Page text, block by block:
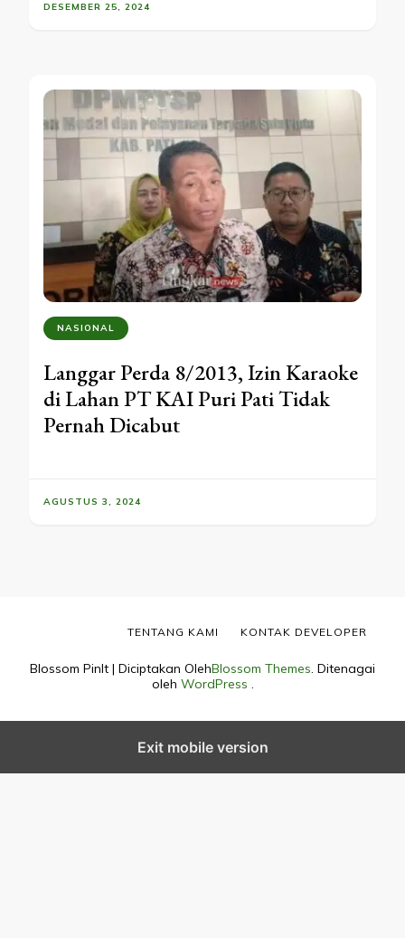
DESEMBER 25, 2024
NASIONAL
Langgar Perda 8/2013, Izin Karaoke
di Lahan PT KAI Puri Pati Tidak
Pernah Dicabut
AGUSTUS 3, 2024
Blossom PinIt | Diciptakan OlehBlossom Themes. Ditenagai
oleh WordPress .
TENTANG KAMI KONTAK DEVELOPER
Exit mobile version